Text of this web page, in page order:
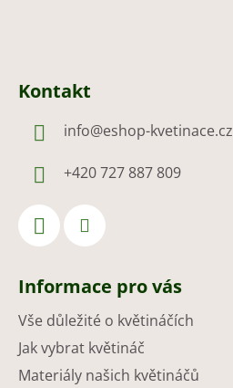
Kontakt
info@eshop-kvetinace.cz
+420 727 887 809
Informace pro vás
Vše důležité o květináčích
Jak vybrat květináč
Materiály našich květináčů